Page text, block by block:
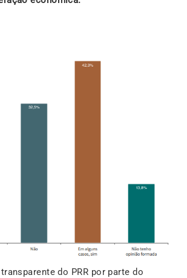
do PRR por parte do